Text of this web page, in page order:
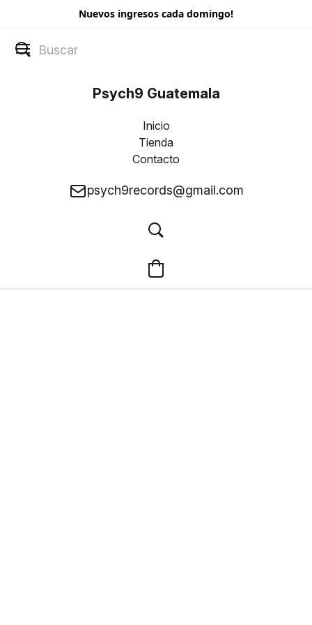
Nuevos ingresos cada domingo!
Psych9 Guatemala
Inicio
Tienda
Contacto
psych9records@gmail.com